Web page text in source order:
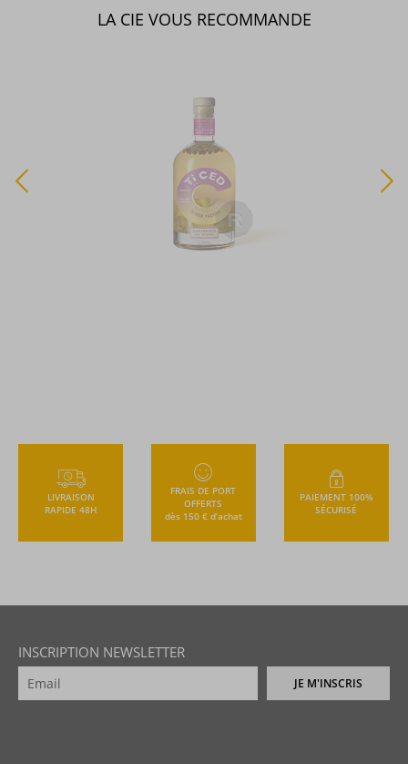
LA CIE VOUS RECOMMANDE
LIVRAISON
RAPIDE 48H
FRAIS DE PORT
OFFERTS
dès 150 € d’achat
PAIEMENT 100%
SÉCURISÉ
INSCRIPTION NEWSLETTER
JE M'INSCRIS